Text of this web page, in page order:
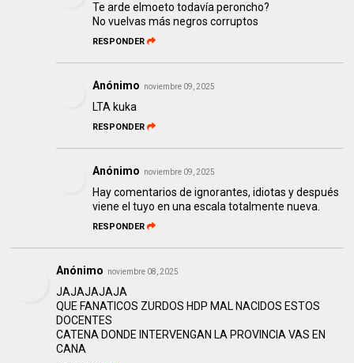
Te arde elmoeto todavía peroncho?
No vuelvas más negros corruptos
RESPONDER
Anónimo noviembre 09, 2025
LTA kuka
RESPONDER
Anónimo noviembre 09, 2025
Hay comentarios de ignorantes, idiotas y después
viene el tuyo en una escala totalmente nueva.
RESPONDER
Anónimo noviembre 08, 2025
JAJAJAJAJA
QUE FANATICOS ZURDOS HDP MAL NACIDOS ESTOS
DOCENTES
CATENA DONDE INTERVENGAN LA PROVINCIA VAS EN
CANA